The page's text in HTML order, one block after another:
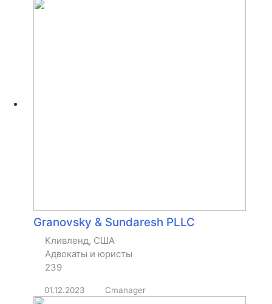
Granovsky & Sundaresh PLLC
Кливленд, США
Адвокаты и юристы
239
01.12.2023 Cmanager